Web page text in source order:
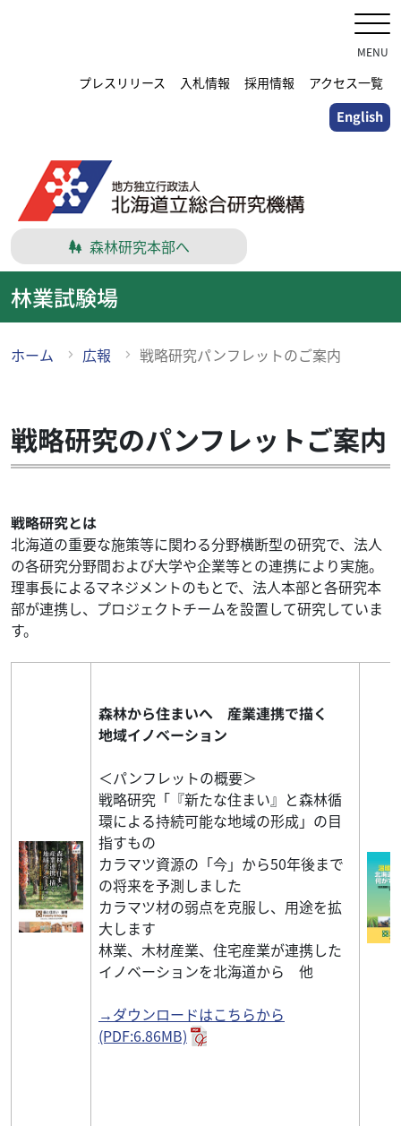
プ
プレスリリース 入札情報 採用情報 アクセス一覧
English
MENU
森林研究本部へ
林業試験場
ホーム 広報 戦略研究パンフレットのご案内
戦略研究のパンフレットご案内
戦略研究とは
北海道の重要な施策等に関わる分野横断型の研究で、法人
の各研究分野間および大学や企業等との連携により実施。
理事長によるマネジメントのもとで、法人本部と各研究本
部が連携し、プロジェクトチームを設置して研究していま
す。
森林から住まいへ 産業連携で描く
地域イノベーション
＜パンフレットの概要＞
戦略研究「『新たな住まい』と森林循
環による持続可能な地域の形成」の目
指すもの
カラマツ資源の「今」から50年後まで
の将来を予測しました
カラマツ材の弱点を克服し、用途を拡
大します
林業、木材産業、住宅産業が連携した
イノベーションを北海道から 他
→ダウンロードはこちらから
(PDF:6.86MB)